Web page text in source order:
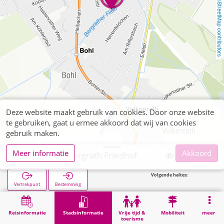
OpenStreetMap contributors
Reisinformatie Stadsinformatie
Vrije tijd &
toerisme
Mobiliteit meer
Eschweiler, Bergrath Friedhof
Vertrekpunt Bestemming
Volgende haltes:
Stadsinformatie Begraafplaatsen Eschweiler, Bergrath Friedhof
Deze website maakt gebruik van cookies. Door onze website
te gebruiken, gaat u ermee akkoord dat wij van cookies
gebruik maken.
Meer informatie
Akkoord